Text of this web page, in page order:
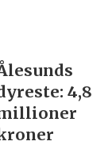
4,8